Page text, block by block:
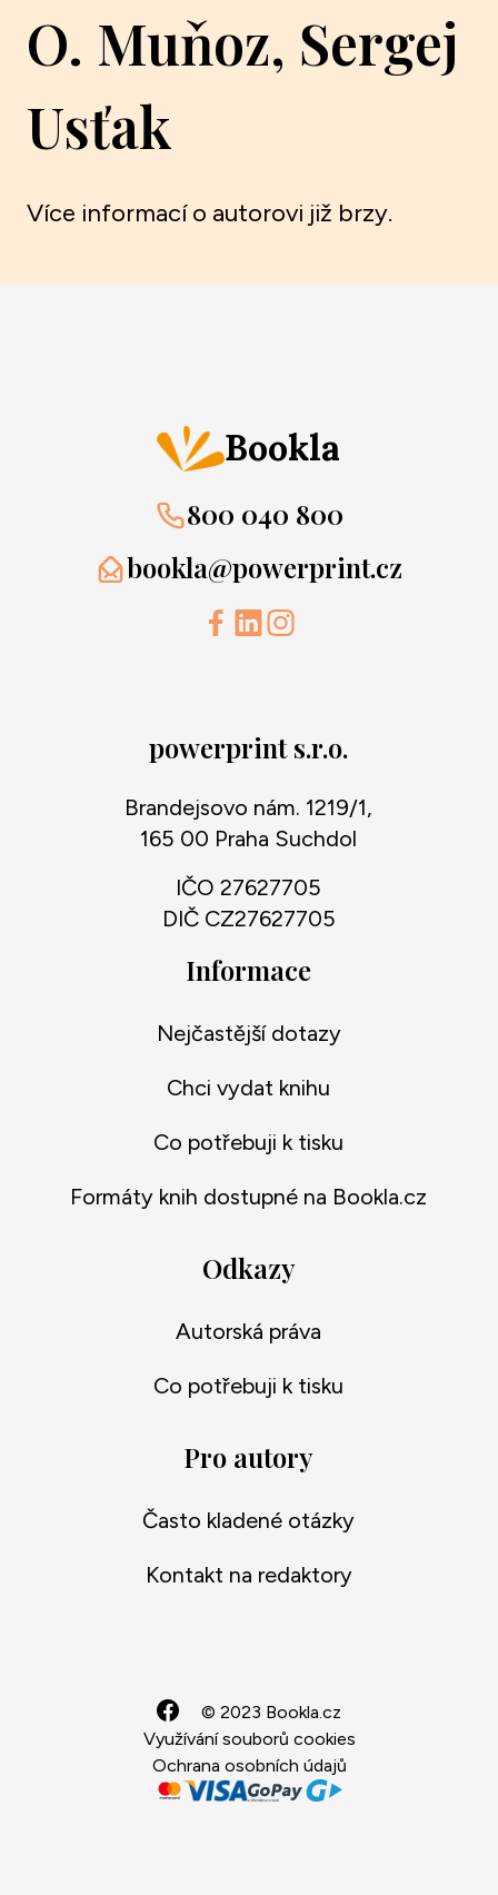
O. Muňoz, Sergej
Usťak
Více informací o autorovi již brzy.
Bookla
800 040 800
bookla@powerprint.cz
powerprint s.r.o.
Brandejsovo nám. 1219/1,
165 00 Praha Suchdol
IČO 27627705
DIČ CZ27627705
Informace
Nejčastější dotazy
Chci vydat knihu
Co potřebuji k tisku
Formáty knih dostupné na Bookla.cz
Odkazy
Autorská práva
Co potřebuji k tisku
Pro autory
Často kladené otázky
Kontakt na redaktory
© 2023 Bookla.cz
Využívání souborů cookies
Ochrana osobních údajů